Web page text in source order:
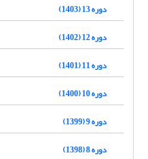
دوره 13 (1403)
دوره 12 (1402)
دوره 11 (1401)
دوره 10 (1400)
دوره 9 (1399)
دوره 8 (1398)